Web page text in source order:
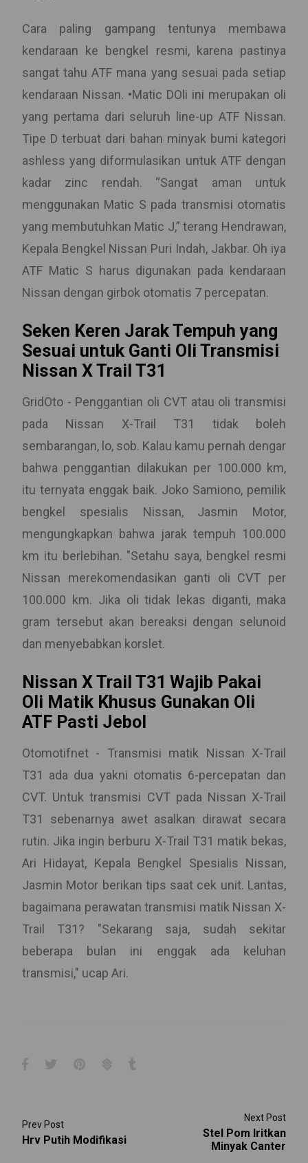
Cara paling gampang tentunya membawa
kendaraan ke bengkel resmi, karena pastinya
sangat tahu ATF mana yang sesuai pada setiap
kendaraan Nissan. •Matic DOli ini merupakan oli
yang pertama dari seluruh line-up ATF Nissan.
Tipe D terbuat dari bahan minyak bumi kategori
ashless yang diformulasikan untuk ATF dengan
kadar zinc rendah. “Sangat aman untuk
menggunakan Matic S pada transmisi otomatis
yang membutuhkan Matic J,” terang Hendrawan,
Kepala Bengkel Nissan Puri Indah, Jakbar. Oh iya
ATF Matic S harus digunakan pada kendaraan
Nissan dengan girbok otomatis 7 percepatan.
Seken Keren Jarak Tempuh yang
Sesuai untuk Ganti Oli Transmisi
Nissan X Trail T31
GridOto - Penggantian oli CVT atau oli transmisi
pada Nissan X-Trail T31 tidak boleh
sembarangan, lo, sob. Kalau kamu pernah dengar
bahwa penggantian dilakukan per 100.000 km,
itu ternyata enggak baik. Joko Samiono, pemilik
bengkel spesialis Nissan, Jasmin Motor,
mengungkapkan bahwa jarak tempuh 100.000
km itu berlebihan. "Setahu saya, bengkel resmi
Nissan merekomendasikan ganti oli CVT per
100.000 km. Jika oli tidak lekas diganti, maka
gram tersebut akan bereaksi dengan selunoid
dan menyebabkan korslet.
Nissan X Trail T31 Wajib Pakai
Oli Matik Khusus Gunakan Oli
ATF Pasti Jebol
Otomotifnet - Transmisi matik Nissan X-Trail
T31 ada dua yakni otomatis 6-percepatan dan
CVT. Untuk transmisi CVT pada Nissan X-Trail
T31 sebenarnya awet asalkan dirawat secara
rutin. Jika ingin berburu X-Trail T31 matik bekas,
Ari Hidayat, Kepala Bengkel Spesialis Nissan,
Jasmin Motor berikan tips saat cek unit. Lantas,
bagaimana perawatan transmisi matik Nissan X-
Trail T31? "Sekarang saja, sudah sekitar
beberapa bulan ini enggak ada keluhan
transmisi," ucap Ari.
Prev Post
Hrv Putih Modifikasi
Next Post
Stel Pom Iritkan
Minyak Canter